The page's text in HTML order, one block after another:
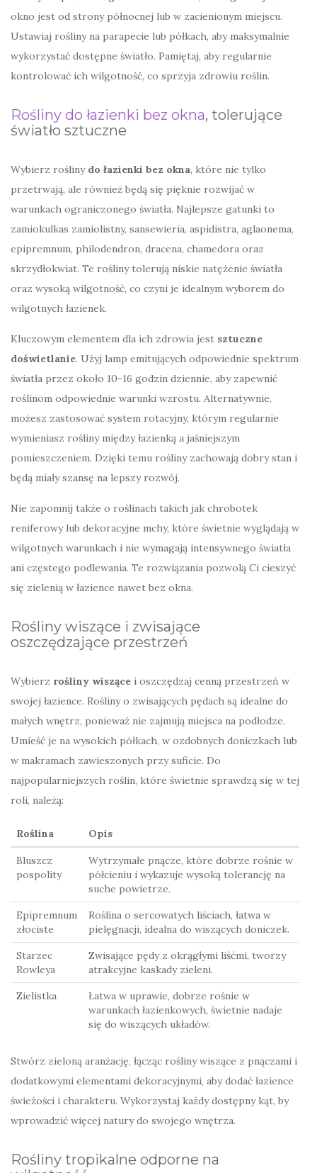
okno jest od strony północnej lub w zacienionym miejscu.
Ustawiaj rośliny na parapecie lub półkach, aby maksymalnie
wykorzystać dostępne światło. Pamiętaj, aby regularnie
kontrolować ich wilgotność, co sprzyja zdrowiu roślin.
Rośliny do łazienki bez okna, tolerujące
światło sztuczne
Wybierz rośliny do łazienki bez okna, które nie tylko
przetrwają, ale również będą się pięknie rozwijać w
warunkach ograniczonego światła. Najlepsze gatunki to
zamiokulkas zamiolistny, sansewieria, aspidistra, aglaonema,
epipremnum, philodendron, dracena, chamedora oraz
skrzydłokwiat. Te rośliny tolerują niskie natężenie światła
oraz wysoką wilgotność, co czyni je idealnym wyborem do
wilgotnych łazienek.
Kluczowym elementem dla ich zdrowia jest sztuczne
doświetlanie. Użyj lamp emitujących odpowiednie spektrum
światła przez około 10-16 godzin dziennie, aby zapewnić
roślinom odpowiednie warunki wzrostu. Alternatywnie,
możesz zastosować system rotacyjny, którym regularnie
wymieniasz rośliny między łazienką a jaśniejszym
pomieszczeniem. Dzięki temu rośliny zachowają dobry stan i
będą miały szansę na lepszy rozwój.
Nie zapomnij także o roślinach takich jak chrobotek
reniferowy lub dekoracyjne mchy, które świetnie wyglądają w
wilgotnych warunkach i nie wymagają intensywnego światła
ani częstego podlewania. Te rozwiązania pozwolą Ci cieszyć
się zielenią w łazience nawet bez okna.
Rośliny wiszące i zwisające
oszczędzające przestrzeń
Wybierz rośliny wiszące i oszczędzaj cenną przestrzeń w
swojej łazience. Rośliny o zwisających pędach są idealne do
małych wnętrz, ponieważ nie zajmują miejsca na podłodze.
Umieść je na wysokich półkach, w ozdobnych doniczkach lub
w makramach zawieszonych przy suficie. Do
najpopularniejszych roślin, które świetnie sprawdzą się w tej
roli, należą:
Roślina Opis
Bluszcz
pospolity
Wytrzymałe pnącze, które dobrze rośnie w
półcieniu i wykazuje wysoką tolerancję na
suche powietrze.
Epipremnum
złociste
Roślina o sercowatych liściach, łatwa w
pielęgnacji, idealna do wiszących doniczek.
Starzec
Rowleya
Zwisające pędy z okrągłymi liśćmi, tworzy
atrakcyjne kaskady zieleni.
Zielistka
Łatwa w uprawie, dobrze rośnie w
warunkach łazienkowych, świetnie nadaje
się do wiszących układów.
Stwórz zieloną aranżację, łącząc rośliny wiszące z pnączami i
dodatkowymi elementami dekoracyjnymi, aby dodać łazience
świeżości i charakteru. Wykorzystaj każdy dostępny kąt, by
wprowadzić więcej natury do swojego wnętrza.
Rośliny tropikalne odporne na